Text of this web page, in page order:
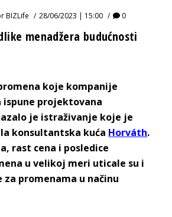
BIZLife 28/06/2023 | 15:00 0
menadžera budućnosti
koje kompanije
ispune projektovana
je istraživanje koje je
konsultantska kuća Horváth.
rast cena i posledice
u velikoj meri uticale su i
promenama u načinu